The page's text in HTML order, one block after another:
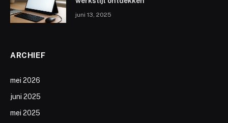
juni 13, 2025
ARCHIEF
mei 2026
juni 2025
mei 2025